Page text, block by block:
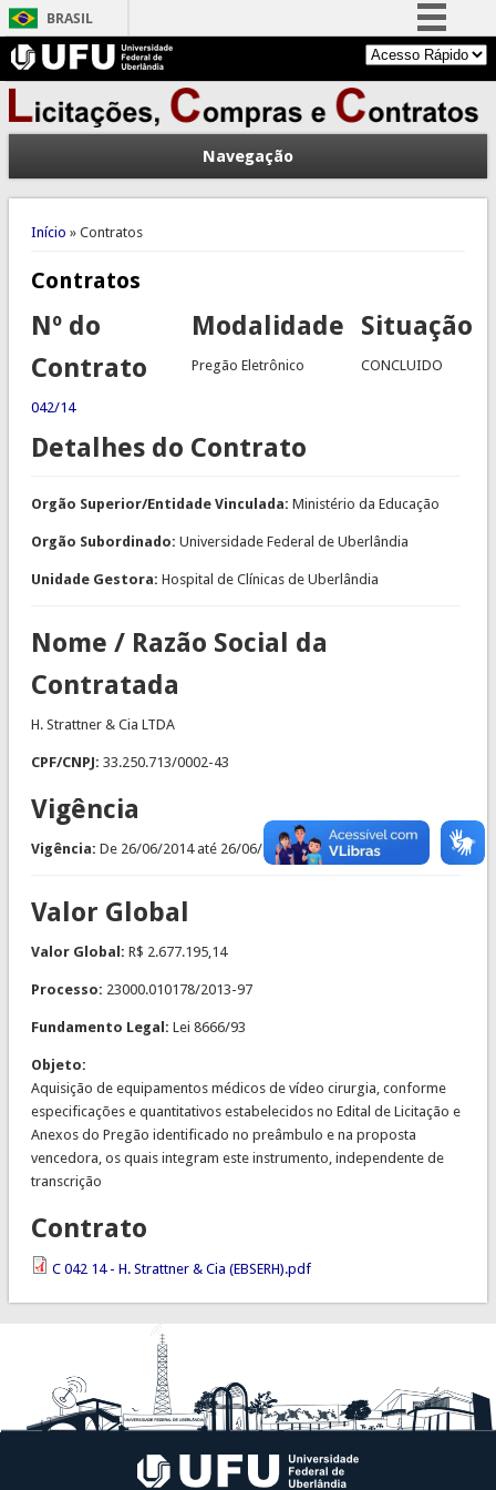
BRASIL
Simplifique!
Comunica BR
Participe
Acesso à informação
Legislação
Navegação
Você está aqui
Início » Contratos
Contratos
Nº do
Contrato
042/14
Modalidade
Pregão Eletrônico
Situação
CONCLUIDO
Detalhes do Contrato
Orgão Superior/Entidade Vinculada: Ministério da Educação
Orgão Subordinado: Universidade Federal de Uberlândia
Unidade Gestora: Hospital de Clínicas de Uberlândia
Nome / Razão Social da
Contratada
H. Strattner & Cia LTDA
CPF/CNPJ: 33.250.713/0002-43
Vigência
Vigência: De 26/06/2014até 26/06/2015
Valor Global
Valor Global: R$ 2.677.195,14
Processo: 23000.010178/2013-97
Fundamento Legal: Lei 8666/93
Objeto:
Aquisição de equipamentos médicos de vídeo cirurgia, conforme
especificações e quantitativos estabelecidos no Edital de Licitação e
Anexos do Pregão identificado no preâmbulo e na proposta
vencedora, os quais integram este instrumento, independente de
transcrição
Contrato
C 042 14 - H. Strattner & Cia (EBSERH).pdf